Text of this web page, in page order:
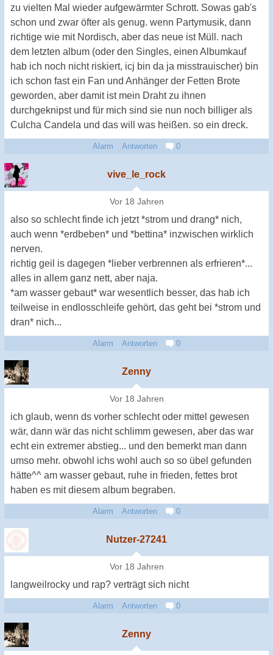
zu vielten Mal wieder aufgewärmter Schrott. Sowas gab's
schon und zwar öfter als genug. wenn Partymusik, dann
richtige wie mit Nordisch, aber das neue ist Müll. nach
dem letzten album (oder den Singles, einen Albumkauf
hab ich noch nicht riskiert, icj bin da ja misstrauischer) bin
ich schon fast ein Fan und Anhänger der Fetten Brote
geworden, aber damit ist mein Draht zu ihnen
durchgeknipst und für mich sind sie nun noch billiger als
Culcha Candela und das will was heißen. so ein dreck.
Alarm Antworten 0
vive_le_rock
Vor 18 Jahren
also so schlecht finde ich jetzt *strom und drang* nich,
auch wenn *erdbeben* und *bettina* inzwischen wirklich
nerven.
richtig geil is dagegen *lieber verbrennen als erfrieren*...
alles in allem ganz nett, aber naja.
*am wasser gebaut* war wesentlich besser, das hab ich
teilweise in endlosschleife gehört, das geht bei *strom und
dran* nich...
Alarm Antworten 0
Zenny
Vor 18 Jahren
ich glaub, wenn ds vorher schlecht oder mittel gewesen
wär, dann wär das nicht schlimm gewesen, aber das war
echt ein extremer abstieg... und den bemerkt man dann
umso mehr. obwohl ichs wohl auch so so übel gefunden
hätte^^ am wasser gebaut, ruhe in frieden, fettes brot
haben es mit diesem album begraben.
Alarm Antworten 0
Nutzer-27241
Vor 18 Jahren
langweilrocky und rap? verträgt sich nicht
Alarm Antworten 0
Zenny